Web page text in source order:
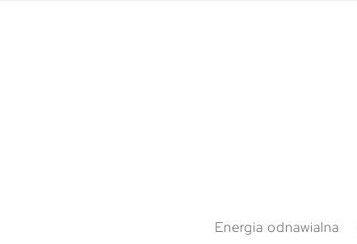
Energia odnawialna